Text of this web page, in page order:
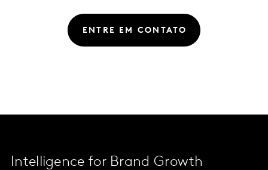
ENTRE EM CONTATO
Intelligence for Brand Growth